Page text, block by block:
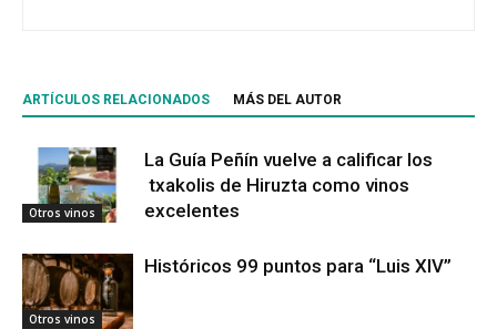
ARTÍCULOS RELACIONADOS MÁS DEL AUTOR
Otros vinos
La Guía Peñín vuelve a calificar los
txakolis de Hiruzta como vinos
excelentes
Otros vinos
Históricos 99 puntos para “Luis XIV”